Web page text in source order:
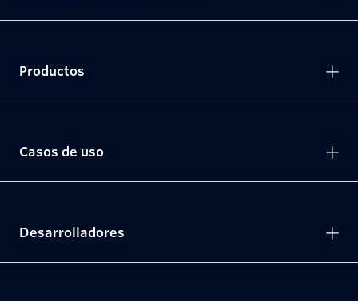
Productos
Casos de uso
Desarrolladores